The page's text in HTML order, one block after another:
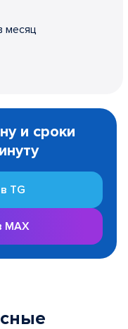
месяц
и сроки
TG
MAX